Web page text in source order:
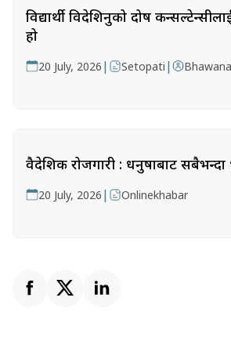
विद्यार्थी विदेशिनुको दोष
हो
20 July, 2026 | Setopati |
वैदेशिक रोजगारी : धनुषाबाट
20 July, 2026 | Onlinekhabar